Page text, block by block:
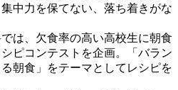
中力を保てない、落ち着きがな
は、欠食率の高い高校生に朝食
ピコンテストを企画。「バラン
朝食」をテーマとしてレシピを